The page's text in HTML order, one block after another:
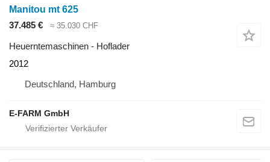
Manitou mt 625
37.485 €
≈ 35.030 CHF
Heuerntemaschinen - Hoflader
2012
Deutschland, Hamburg
E-FARM GmbH